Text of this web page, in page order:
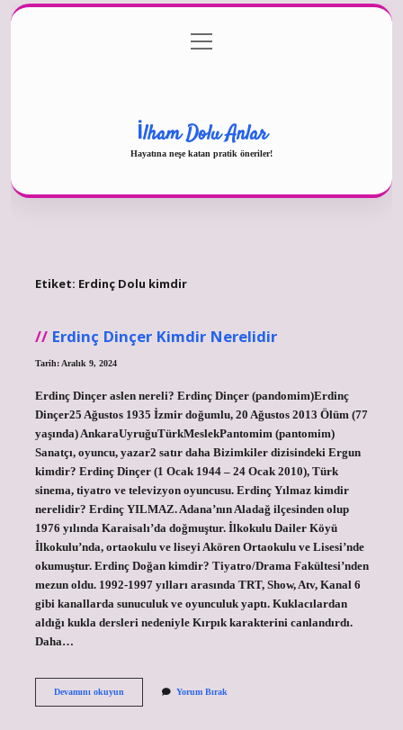
Gizlilik Politikası
menüyü
aç
İlham Dolu Anlar
Hayatına neşe katan pratik öneriler!
Etiket: Erdinç Dolu kimdir
Erdinç Dinçer Kimdir Nerelidir
Tarih: Aralık 9, 2024
Erdinç Dinçer aslen nereli? Erdinç Dinçer (pandomim)Erdinç
Dinçer25 Ağustos 1935 İzmir doğumlu, 20 Ağustos 2013 Ölüm (77
yaşında) AnkaraUyruğuTürkMeslekPantomim (pantomim)
Sanatçı, oyuncu, yazar2 satır daha Bizimkiler dizisindeki Ergun
kimdir? Erdinç Dinçer (1 Ocak 1944 – 24 Ocak 2010), Türk
sinema, tiyatro ve televizyon oyuncusu. Erdinç Yılmaz kimdir
nerelidir? Erdinç YILMAZ. Adana’nın Aladağ ilçesinden olup
1976 yılında Karaisalı’da doğmuştur. İlkokulu Dailer Köyü
İlkokulu’nda, ortaokulu ve liseyi Akören Ortaokulu ve Lisesi’nde
okumuştur. Erdinç Doğan kimdir? Tiyatro/Drama Fakültesi’nden
mezun oldu. 1992-1997 yılları arasında TRT, Show, Atv, Kanal 6
gibi kanallarda sunuculuk ve oyunculuk yaptı. Kuklacılardan
aldığı kukla dersleri nedeniyle Kırpık karakterini canlandırdı.
Daha…
Devamını okuyunErdinç
Yorum Bırak